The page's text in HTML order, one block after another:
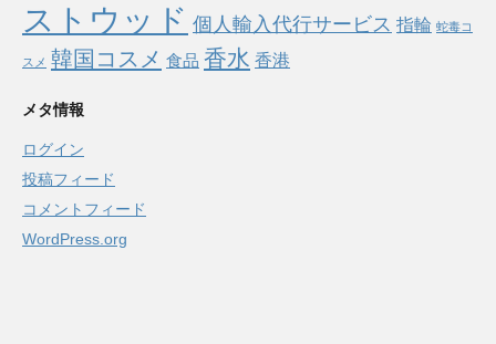
ストウッド 個人輸入代行サービス 指輪 蛇毒コ
スメ 韓国コスメ 食品 香水 香港
メタ情報
ログイン
投稿フィード
コメントフィード
WordPress.org